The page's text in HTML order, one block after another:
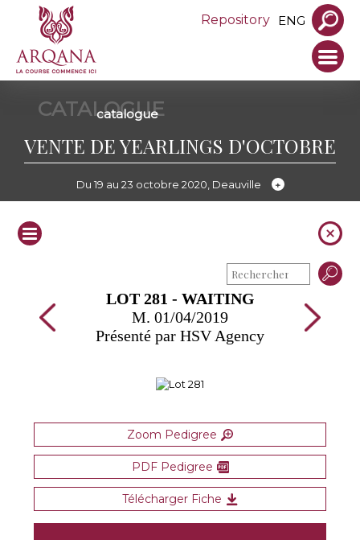
Repository ENG
CATALOGUE
catalogue
VENTE DE YEARLINGS D'OCTOBRE
Du 19 au 23 octobre 2020, Deauville
LOT 281 - WAITING
M. 01/04/2019
Présenté par HSV Agency
Zoom Pedigree
PDF Pedigree
Télécharger Fiche